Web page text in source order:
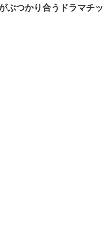
ぶつかり合うドラマチッ